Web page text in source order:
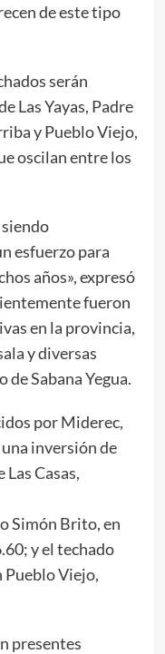
de este tipo
serán
Las Yayas, Padre
y Pueblo Viejo,
oscilan entre los
esfuerzo para
años», expresó
fueron
en la provincia,
y diversas
Sabana Yegua.
por Miderec,
inversión de
Casas,
Simón Brito, en
y el techado
Pueblo Viejo,
presentes